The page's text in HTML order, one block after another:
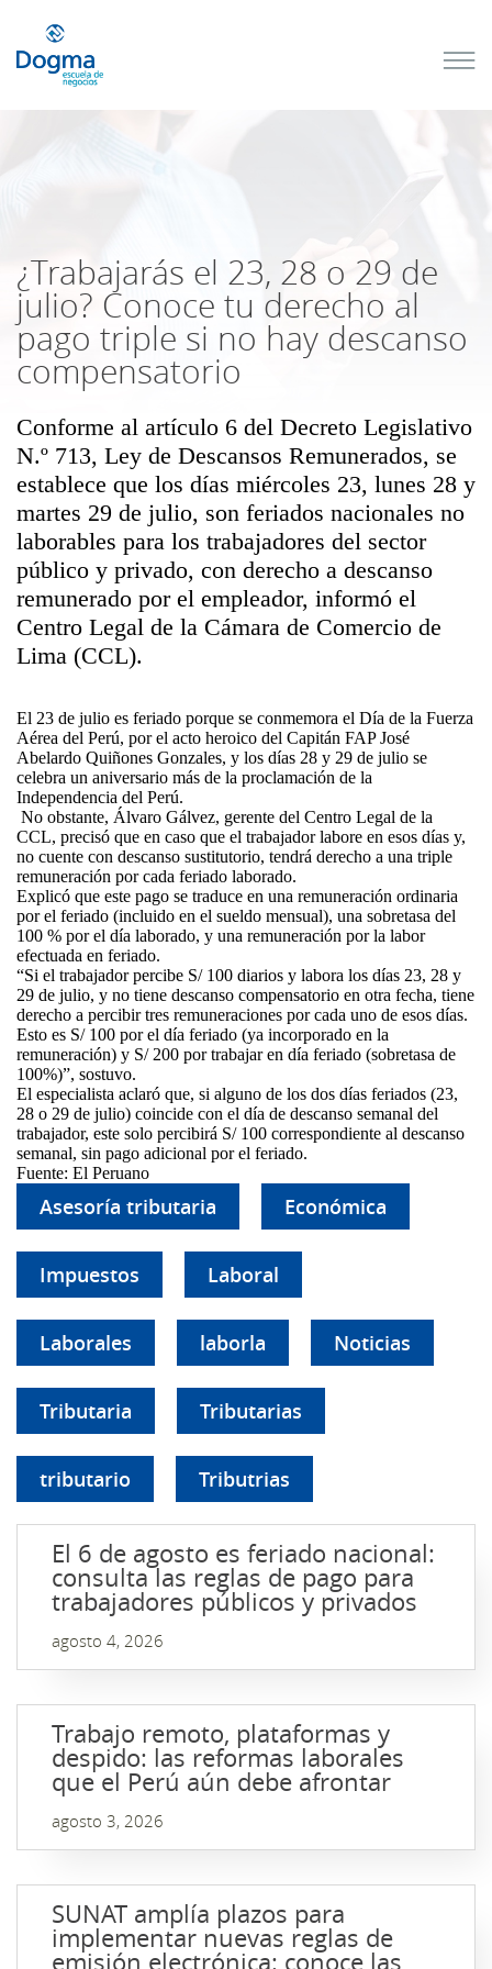
¿Trabajarás el 23, 28 o 29 de
julio? Conoce tu derecho al
pago triple si no hay descanso
compensatorio
Conforme al artículo 6 del Decreto Legislativo
N.º 713, Ley de Descansos Remunerados, se
establece que los días miércoles 23, lunes 28 y
martes 29 de julio, son feriados nacionales no
laborables para los trabajadores del sector
público y privado, con derecho a descanso
remunerado por el empleador, informó el
Centro Legal de la Cámara de Comercio de
Lima (CCL).
El 23 de julio es feriado porque se conmemora el Día de la Fuerza
Aérea del Perú, por el acto heroico del Capitán FAP José
Abelardo Quiñones Gonzales, y los días 28 y 29 de julio se
celebra un aniversario más de la proclamación de la
Independencia del Perú.
No obstante, Álvaro Gálvez, gerente del Centro Legal de la
CCL, precisó que en caso que el trabajador labore en esos días y,
no cuente con descanso sustitutorio, tendrá derecho a una triple
remuneración por cada feriado laborado.
Explicó que este pago se traduce en una remuneración ordinaria
por el feriado (incluido en el sueldo mensual), una sobretasa del
100 % por el día laborado, y una remuneración por la labor
efectuada en feriado.
“Si el trabajador percibe S/ 100 diarios y labora los días 23, 28 y
29 de julio, y no tiene descanso compensatorio en otra fecha, tiene
derecho a percibir tres remuneraciones por cada uno de esos días.
Esto es S/ 100 por el día feriado (ya incorporado en la
remuneración) y S/ 200 por trabajar en día feriado (sobretasa de
100%)”, sostuvo.
El especialista aclaró que, si alguno de los dos días feriados (23,
28 o 29 de julio) coincide con el día de descanso semanal del
trabajador, este solo percibirá S/ 100 correspondiente al descanso
semanal, sin pago adicional por el feriado.
Fuente: El Peruano
Asesoría tributaria Económica
Impuestos Laboral
Laborales laborla Noticias
Tributaria Tributarias
tributario Tributrias
El 6 de agosto es feriado nacional:
consulta las reglas de pago para
trabajadores públicos y privados
agosto 4, 2026
Trabajo remoto, plataformas y
despido: las reformas laborales
que el Perú aún debe afrontar
agosto 3, 2026
SUNAT amplía plazos para
implementar nuevas reglas de
emisión electrónica: conoce las
próximos
Más Cursos